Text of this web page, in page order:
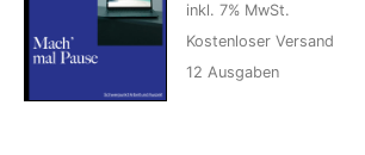
inkl. 7% MwSt.
Kostenloser Versand
12 Ausgaben